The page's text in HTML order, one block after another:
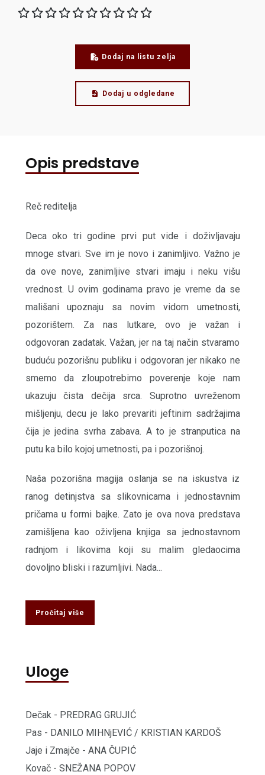
Dodaj na listu zelja
Dodaj u odgledane
Opis predstave
Reč reditelja
Deca oko tri godine prvi put vide i doživljavaju
mnoge stvari. Sve im je novo i zanimljivo. Važno je
da ove nove, zanimljive stvari imaju i neku višu
vrednost. U ovim godinama pravo je vreme da se
mališani upoznaju sa novim vidom umetnosti,
pozorištem. Za nas lutkare, ovo je važan i
odgovoran zadatak. Važan, jer na taj način stvaramo
buduću pozorišnu publiku i odgovoran jer nikako ne
smemo da zloupotrebimo poverenje koje nam
ukazuju čista dečija srca. Suprotno uvreženom
mišljenju, decu je lako prevariti jeftinim sadržajima
čija je jedina svrha zabava. A to je stranputica na
putu ka bilo kojoj umetnosti, pa i pozorišnoj.
Naša pozorišna magija oslanja se na iskustva iz
ranog detinjstva sa slikovnicama i jednostavnim
pričama u formi bajke. Zato je ova nova predstava
zamišljena kao oživljena knjiga sa jednostavnom
radnjom i likovima koji su malim gledaocima
dovoljno bliski i razumljivi. Nada...
Pročitaj više
Uloge
Dečak - PREDRAG GRUJIĆ
Pas - DANILO MIHNjEVIĆ / KRISTIAN KARDOŠ
Jaje i Zmajče - ANA ČUPIĆ
Kovač - SNEŽANA POPOV